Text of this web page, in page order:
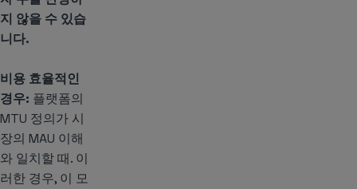
지 않을 수 있습
니다.
비용 효율적인
경우: 플랫폼의
MTU 정의가 시
장의 MAU 이해
와 일치할 때. 이
러한 경우, 이 모